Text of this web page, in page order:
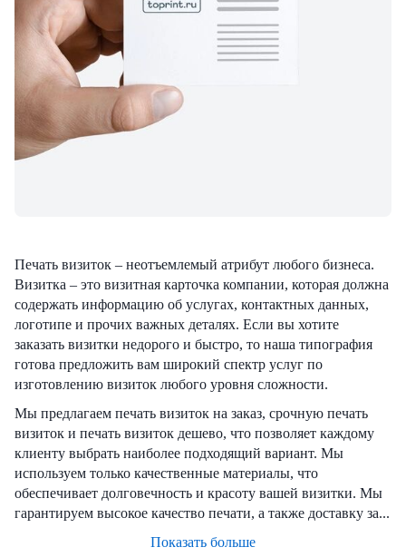
Печать визиток – неотъемлемый атрибут любого бизнеса.
Визитка – это визитная карточка компании, которая должна
содержать информацию об услугах, контактных данных,
логотипе и прочих важных деталях. Если вы хотите
заказать визитки недорого и быстро, то наша типография
готова предложить вам широкий спектр услуг по
изготовлению визиток любого уровня сложности.
Мы предлагаем печать визиток на заказ, срочную печать
визиток и печать визиток дешево, что позволяет каждому
клиенту выбрать наиболее подходящий вариант. Мы
используем только качественные материалы, что
обеспечивает долговечность и красоту вашей визитки. Мы
гарантируем высокое качество печати, а также доставку за...
Показать больше